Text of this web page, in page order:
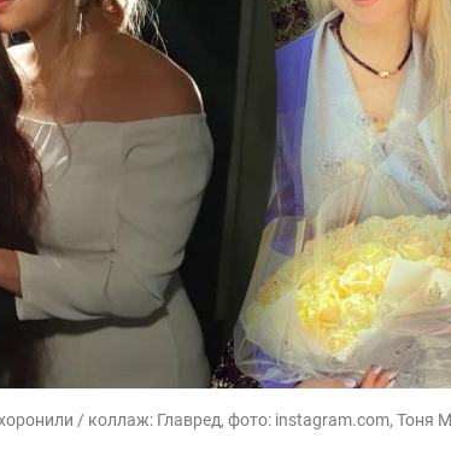
/ коллаж: Главред, фото: instagram.com, Тоня